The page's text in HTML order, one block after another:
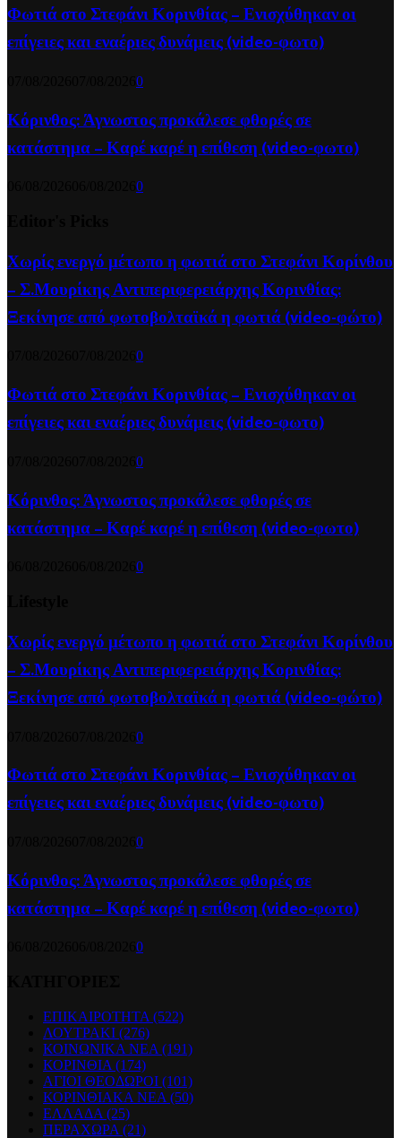
Φωτιά στο Στεφάνι Κορινθίας – Ενισχύθηκαν οι
επίγειες και εναέριες δυνάμεις (video-φωτο)
0
Κόρινθος: Άγνωστος προκάλεσε φθορές σε
κατάστημα – Καρέ καρέ η επίθεση (video-φωτο)
0
Χωρίς ενεργό μέτωπο η φωτιά στο Στεφάνι Κορίνθου
– Σ.Μουρίκης Αντιπεριφερειάρχης Κορινθίας:
Ξεκίνησε από φωτοβολταϊκά η φωτιά (video-φώτο)
0
Φωτιά στο Στεφάνι Κορινθίας – Ενισχύθηκαν οι
επίγειες και εναέριες δυνάμεις (video-φωτο)
0
Κόρινθος: Άγνωστος προκάλεσε φθορές σε
κατάστημα – Καρέ καρέ η επίθεση (video-φωτο)
0
Χωρίς ενεργό μέτωπο η φωτιά στο Στεφάνι Κορίνθου
– Σ.Μουρίκης Αντιπεριφερειάρχης Κορινθίας:
Ξεκίνησε από φωτοβολταϊκά η φωτιά (video-φώτο)
0
Φωτιά στο Στεφάνι Κορινθίας – Ενισχύθηκαν οι
επίγειες και εναέριες δυνάμεις (video-φωτο)
0
Κόρινθος: Άγνωστος προκάλεσε φθορές σε
κατάστημα – Καρέ καρέ η επίθεση (video-φωτο)
0
ΕΠΙΚΑΙΡΟΤΗΤΑ (522)
ΛΟΥΤΡΑΚΙ (276)
ΚΟΙΝΩΝΙΚΑ ΝΕΑ (191)
ΚΟΡΙΝΘΙΑ (174)
ΑΓΙΟΙ ΘΕΟΔΩΡΟΙ (101)
ΚΟΡΙΝΘΙΑΚΑ ΝΕΑ (50)
ΕΛΛΑΔΑ (25)
ΠΕΡΑΧΩΡΑ (21)